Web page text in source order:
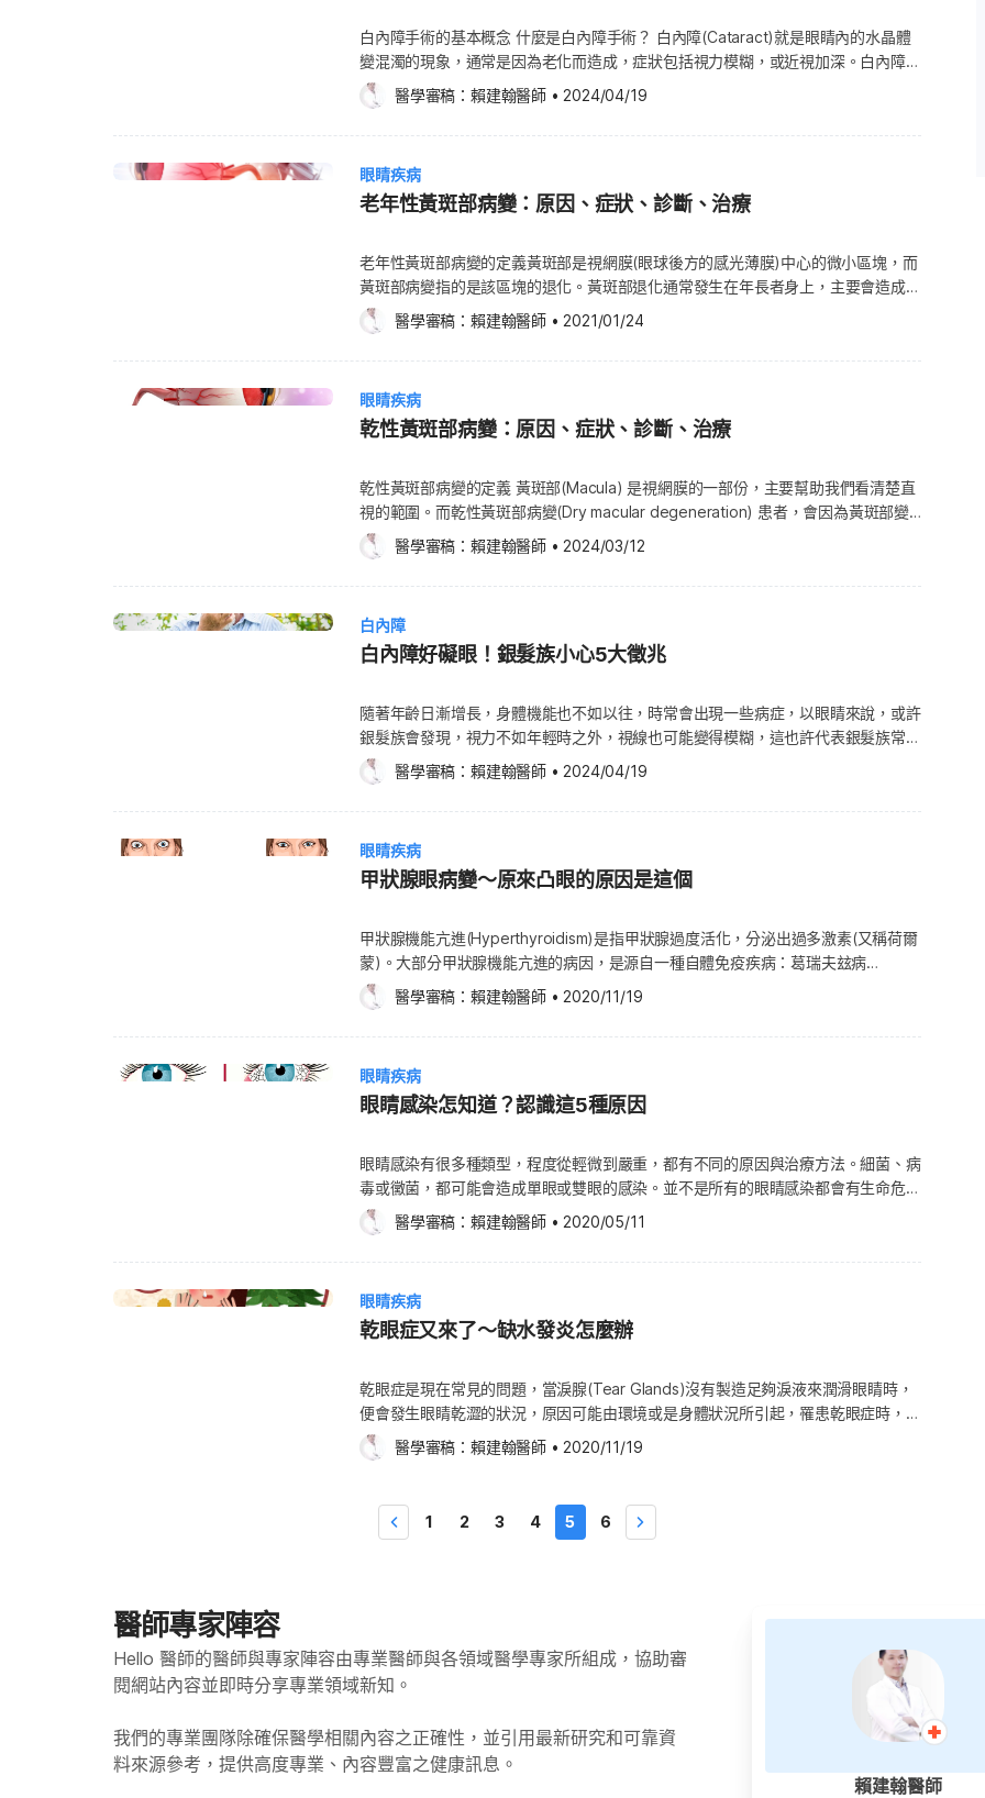
的醫師。 如何診斷濕性黃斑部病變？ 醫師可能會檢視你的醫療與家族病史，並進行
眼睛全套檢查，也有可能做其他的檢測，像是： 眼底檢查：醫師會點眼藥水讓你的
瞳孔擴張，然後再用儀器檢查眼底。醫師主要是看黃斑部後方的一種黃色顆粒，稱作
隱結(Drusen)，因為黃斑部病變的患者通常會有非常多的隱結。 檢查中央視力是否
有問題：醫師可能會用阿姆斯勒方格表(Amsler grid)來檢查；黃斑部病變的患者看到
angiography)：醫師會注射螢光顯影劑至你的手臂血管，然後這些顯影劑會流到眼
睛的血管。接著，醫師會用一種攝影機拍攝顯影劑通過血管的情形，這些照片就會顯
angiography)：就像螢光眼底血管攝影，這種檢測法也會用到顯影劑，可用來確認
螢光眼底血管攝影所得知的結果，或是用來辨認黃斑部病變的種類。 進行光學同調
斷層掃描(Optical coherence tomography)：這種非侵略性的檢測可顯示出詳細的
視網膜剖面照，並辨認出視網膜變薄、變厚、腫脹之處；這些現象有可能就是視網膜
體器官、組織的生長扮演著舉足輕重的角色。但是，某些疾病會出現血管異常增生的
情況，像是癌症、老年性黃斑部病變。現行的抗血管新生療法主要是減少一種蛋白質
療法(Anti-VEGF treatments)。 樂舒晴、癌思停、采視明 這些藥物目前的使用方式
為眼部麻醉後、直接注射於眼中。注射的針頭非常小，會注射在靠近眼角的地方、而
不是眼睛中央。注射過程中，醫師會要求患者看向注射的另一邊，以顯露出要施打的
的藥，叫做目可健(Macugen)。 光動力療法 光動力療法(Photodynamic therapy,
PDT) 是麻省總醫院(Massachusetts General Hospital)所開發的技術，已經通過了
美國食品藥物管理局(FDA)的認證，是正式的老年性黃斑部病變療法。PDT療法會先
網膜患處。 Visudyne會在全身的血管循環，然後特別會流至新生血管，包括黃斑部
後方的異常增生血管。藥物會受到雷射反應，在不破壞視網膜四周健康組織的情況
下，開始阻塞滲漏液體的血管。這種療法可以直接用在黃斑部中央的後部，而不像熱
雷射光凝固療法，會破壞周圍健康的組織。 熱雷射光凝固療法 熱雷射光凝固療法
(Thermal laser photocoagulation) 可以用來治療許多眼部疾病，老年性黃斑部病變
能會堵住不好的血管，避免液體滲漏而造成視力退化。 熱雷射光凝固療法並不會修
復視力，因此在過去，患者最好在病變的初期就接受這種療法。但是跟PDT不一樣
織，因此這種療法不會用在黃斑部中心後方的血管，甚至現在在臨床上都很少使用。
黃斑部移植手術 黃斑部移植手術(Macular translocation)將黃斑部從眼部拆出來，
稍微轉動一點，再重新置於不同的位置；如此一來，黃斑部就會坐落在健康的地方。
雖然黃斑部移植手術不見得適用於所有濕性病變患者，但是若執行精準，對某些病人
療法 下列生活調整及居家療法可能有助於改善濕性黃斑部病變： 請醫師檢查你的眼
鏡：若有在戴一般眼鏡或隱形眼鏡，請確保即時更新有度數的鏡片。 善用放大工
攝，再將放大的景象投影到螢幕上。 調整電腦版面顯示、安裝朗讀系統：調整電腦
的字體大小、調整色差，來增加顏色的對比，也可以安裝朗讀系統或類似的工具。
使用電子閱讀器和語音工具：用用看大字書、平板電腦和有聲書。有些平板電腦和智
質的電視螢幕也很有幫助，或是做得稍微離螢幕近一點。 家裡裝亮一點的燈：良好
的燈光環境可以幫助閱讀等等的日常生活，也可降低跌倒的機率。 慎思日常交通方
式：若你有在開車，請務必諮詢您的醫師，看看以你的情況來說開車是否安全。交通
工具或是請親朋好友幫忙。 尋求幫助：罹患黃斑部病變對生活來說有諸多不便，患
者可能得改變生活方式，情緒也必須歷經起起伏伏。可以考慮找醫院的輔導員、參加
互助團體，並多花時間和支持你的親朋好友相處。 若您有任何疑慮，請諮詢醫師，
以獲得最妥善的照護。
並且可能反覆發作。 慢性結膜炎多由外部環境刺激物或其他疾病引起，例如睫毛倒
插、乾眼症、眼瞼炎、甲狀腺亢進或免疫疾病，症狀相對較緩和且不具傳染力。 結
膜炎症狀 傳染性結膜炎初期通常症狀不明顯，前期會有眼瞼腫脹、眼睛不適感，或
黏稠，常見白色或黃色的分泌物，而病毒性結膜炎的分泌物則較稀薄。 此外，急性
結膜炎與慢性結膜炎症狀也略有不同，以下分別說明： 急性結膜炎症狀 眼瞼紅、結
膜充血 淚流不止 濃稠分泌物以結痂的方式堆積在睫毛上，睡醒時最嚴重 眼睛搔癢
眼睛有灼熱感 視覺模糊 對光敏感 嚴重者會有耳前淋巴腺腫大 慢性結膜炎症狀 結膜
因人而異 如果您發現有急性傳染性結膜炎的症狀，請儘快就醫進行眼睛檢查，讓醫
師取得眼臉檢體進行化驗與分析，幫助確認感染原因。 結膜炎會自己好嗎？多久會
好？治療方式有哪些？ 急性結膜炎通常會在1~2週內會自行恢復，視個人免疫力而
定。接受治療可減緩症狀，並避免出現併發症。 治療方式依據致病因素而不同： 病
毒性結膜炎：以類固醇藥物為主。 細菌性結膜炎：給予抗生素（Antibiotics）、眼
炎是由過敏所引起，首先須遠離過敏原，使用過敏治療藥物，如抗組織胺來緩解症
狀。 使用眼藥水、軟膏時，患者每天必須點或塗藥3~4次，讓藥物在眼瞼內能發揮
上班、上課嗎？ 急性結膜炎傳染力較強，只要接觸患者使用過的東西，便有可能感
染。 結膜炎並非法規限定之嚴重傳染性疾病，患病後仍可以上班、上課，但為維護
公共衛生安全，建議發病期間不要出入公共場所，或到游泳池戲水。 此外，患者也
要維持良好衛生習慣，不要用手揉眼睛，避免手上沾有病菌後傳染給他人；若不小心
眼：降低手部沾染細菌、病毒的風險。 清潔眼睛：經常清理眼睛分泌物；清理時，
左右眼分別使用乾淨的棉花棒，不可共用。 避免共用個人物品：毛巾、枕頭、眼部
雙眼點藥，須先點未感染的眼睛，再點已感染眼睛。兩眼皆感染時，點完一眼後，先
以肥皂洗手，之後再點另一眼。 保持手部清潔：眼睛塗抹或點藥前後，確實清潔手
部。 注意睡姿：睡覺時儘量平躺或側躺患側。 及時就醫：出現視力模糊等嚴重症狀
任何相關內容合作、採訪活動及投稿邀約，歡迎隨時與《Hello醫師》聯繫：
info@helloyishi.com.tw健康訊息不漏接，歡迎加入《Hello醫師》社群： FB：
https://helloyishi.tw/uzLBu LINE：https://helloyishi.tw/Tvie8
傷害2：眼睛的劃傷 若塵土或沙子等微小物質吹到眼睛裡，眼睛表面可能會被劃傷，
造成眼睛不適、紅腫、對光敏感等現象，另外，角膜刮傷(Corneal abrasions)會提
這類情形，建議儘快就醫。 常見傷害3：眼睛的灼傷 陽光、熱氣、燃料、化學物
固液體化學物(像是清潔劑、肥料)等化學物質流入眼睛，可能會造成嚴重的傷害。眼
睛灼傷後，醫師會需要 24 小時來判定傷害的嚴重度。 光線灼傷：太陽或燈光的輻
眼鏡，以防眼睛進一步受傷
白內障手術的基本概念 什麼是白內障手術？ 白內障(Cataract)就是眼睛內的水晶體
變混濁的現象，通常是因為老化而造成，症狀包括視力模糊，或近視加深。白內障手
術會切除退化的玻璃體(Vitreous，眼睛內部的透明層)，而大多數情況下，手術後醫
師會放入人工的玻璃體。 為什麼需要進行白內障手術？ 當白內障影響到您的日常生
活，例如：工作時看不清楚、無法開車、無法像往常一樣讀書或看電視、無法下廚、
都變得很模糊。若有以上症狀，就必須做白內障手術，而且，白內障也會影響到其他
眼疾的治療。 白內障手術的風險因素 白內障手術隨時都可做，不需要等到視力已經
種現象是因為移除的晶體細胞再生，而導致視力模糊、出現類似白內障的症狀；要治
療囊袋模糊，必須做雷射手術。 白內障手術的併發症很少見，但可能會出現： 移除
睛感染。 視網膜剝離：眼睛後方的薄層與血管分離。 眼內出血(Choroid 脈絡膜出
務必了解手術風險與併發症。若有疑慮，請諮詢醫師或外科醫師以了解更多資訊。
白內障手術的術前準備與過程 手術前要準備什麼 醫師會評估您的健康狀況，以決定
師會點散瞳劑，讓您的瞳孔放大、眼部肌肉放鬆，以幫助醫師檢查眼睛、讓手術進行
得更順利。 醫師會麻醉您的眼睛，並將一塊乾淨的布蓋住您的臉，這個布中間會突
起，讓您能夠呼吸與說話。外科醫師會用一個小夾子夾開眼皮，所以您不需擔心在手
不到醫師使用的醫療儀器。然而，您還是能夠看到光與物體的移動，您並不會感受到
疼痛。 最常見的白內障手術就是超音波晶體乳化術(Phacoemulsification
surgery)：醫師會用一種很特別的超音波機器破壞混濁的水晶體，且取出眼內破碎的
水晶體，再將新的人工水晶體置入，並好好固定住。手術結束後，醫師通常不會縫合
的眼睛數小時後才恢復感覺。您會需要用保護蓋蓋住您的眼睛，即使是晚上睡覺。
醫師會開抗生素眼藥水給您，以防感染，也可能會給您類固醇眼藥水，以控制眼睛的
腫脹狀況。請務必遵循醫師的指示，按照規定的使用頻率點眼藥水。 通常若沒有異
狀，手術後幾個小時就可返家。請確保有人能載您回家，並在麻醉效果還沒退之前陪
著你。
醫學審稿： 賴建翰醫師 • 2024/04/19
眼睛疾病
老年性黃斑部病變：原因、症狀、診斷、治療
老年性黃斑部病變的定義黃斑部是視網膜(眼球後方的感光薄膜)中心的微小區塊，而
黃斑部病變指的是該區塊的退化。黃斑部退化通常發生在年長者身上，主要會造成視
力的衰退，一般又稱老年性黃斑部病變(Age-related macular degeneration,
AMD)，且基本上可分為兩種類型： 乾性黃斑部病變：黃斑部形成黃色的沉積物，稱
為「隱結」(視網膜上小的黃色小點 Drusen)。隨著隱結的形成、擴大，患者的視力
會出現部分的模糊，最終可能完全失明。 濕性黃斑部病變：黃斑部下方的血管不正
常地擴張，血液與液體滲透至視網膜，這種現象被稱為脈絡膜新生血管(Choroidal
塊產生的傷口，可能造成永久失明。 大部分老年性黃斑部病變的患者罹患的都是乾
性黃斑部病變，不過乾性也有可能轉為濕性，造成嚴重的視力損傷。平時多注意眼睛
資訊，請向眼科醫師諮詢。 老年性黃斑部病變的症狀黃斑部病變初期不會顯現出任
大。這些常見的症狀，並不代表全部可能出現的症狀。如果您對於黃斑病變的症狀有
任何疑慮，請洽詢您的眼科醫師。 什麼時候應該去看醫師？ 如果您發現自己有以上
的意見。 老年性黃斑部病變的原因老化是造成老年性黃斑部病變的主因，隨著年齡
的增長，視網膜中央逐漸退化，視覺也不若以往敏銳。 老年性黃斑部病變的風險因
素老年性黃斑部病變可能會透過基因遺傳，所以如果您的家族中有人罹患這種疾病，
cholesterol)、高血壓、皮膚白皙且眼睛顏色淺等等。另外，女性患病的機率也較
高。 老年性黃斑部病變的診斷與治療以下資訊並非醫療診斷，想要有進一步的資
訊，請隨時諮詢您的醫師。 只要定期檢查眼睛，就能夠檢查出老年性黃斑部病變。
若眼睛裡有隱結形成，只要醫師在檢查的過程中就能發現。另一種診斷方式，則是利
您可能罹患了老年性黃斑部病變。 雖然目前仍無法根治，不過有些治療方式可以減
緩黃斑病變惡化、預防視力嚴重衰退。可能的治療方式如下： 服用新生血管抑制劑
(Anti-angiogenesis drugs) 補充維生素、鋅 雷射治療 網膜下手術(Submacular
surgery) 黃斑部轉位手術 老年性黃斑部病變的生活調整與居家療法下列生活調整及
居家療法可能有助於改善老年性黃斑部病變: 戒菸 飲食健康，每天多攝取蔬果 多運
諮詢您的醫師，以找到最適合您的解決方法。
醫學審稿： 賴建翰醫師 • 2021/01/24
眼睛疾病
乾性黃斑部病變：原因、症狀、診斷、治療
乾性黃斑部病變的定義 黃斑部(Macula) 是視網膜的一部份，主要幫助我們看清楚直
視的範圍。而乾性黃斑部病變(Dry macular degeneration) 患者，會因為黃斑部變
薄，而導致中央視力減弱。 患者一開始可能只有單眼出現乾性黃斑部病變的症狀，
但之後雙眼就都會受其影響。隨著時間過去，患者的視力惡化，影響到日常生活，像
是難以讀書、開車或辨別他人的臉。但這並不代表患者一定會完全失明。只要及早發
65歲以上的老年人中十分常見，想了解更多資訊，可諮詢您的醫師。 乾性黃斑部病
變的症狀 常見的乾性黃斑部病變的症狀包含： 視線扭曲，例如：直線看起來彎曲不
以適應微弱的光，例如進入燈光比較暗的餐廳時，眼睛難以適應。 看不清楚字。 看
到的顏色異常、變淺。 難以識別他人的臉。 乾性黃斑部病變是一種老年性黃斑部病
方出現血管增生、血液與液體滲漏的情況。乾性黃斑部病變比較常見，且會逐年慢慢
央視力異常 難以看清顏色或事物的細節 這些狀況可能就是黃斑部病變的症狀；若你
超過50歲，更需特別注意。 乾性黃斑部病變的原因 目前尚不清楚乾性黃斑部病變的
歲以上的老年人風險較高。 家族遺傳：已有研究發現有幾個基因與乾性黃斑部病變
相關。 種族：白人罹患的風險較高。 抽菸者：抽菸者的罹患風險為一般人的3~4
倍。 肥胖：研究發現，肥胖者在乾性黃斑部病變的初、中期，比一般人更有可能衍
者，有更高的風險出現黃斑部病變。 乾性黃斑部病變的診斷與治療 以下資訊並非醫
療診斷，想要有進一步的資訊，請隨時諮詢您的醫師。 如何診斷乾性黃斑部病變？
醫師可能會檢視你的醫療與家族病史，並進行眼睛全套檢查，也有可能做其他的檢
測，像是： 眼底檢查：醫師會點眼藥水讓你的瞳孔擴張，然後再用儀器檢查眼底。
患者通常會有非常多的隱結。 檢查中央視力是否有問題：醫師可能會用阿姆斯勒方
格表(Amsler grid)來檢查；黃斑部病變的患者看到的方格可能會出現模糊、破碎、扭
曲的情形。 進行螢光眼底血管攝影(Fluorescein angiography)：醫師會注射螢光顯
影劑至你的手臂血管，然後這些顯影劑會流到眼睛的血管。接著，醫師會用一種攝影
機拍攝顯影劑通過血管的情形，這些照片就會顯示出你的血管或視網膜是否異常。
這種檢測法也會用到顯影劑，可用來確認螢光眼底血管攝影所得知的結果，或是用來
辨認黃斑部病變的種類。 進行光學同調斷層掃描(Optical coherence
膜變薄、變厚、腫脹之處；這些現象有可能就是視網膜後方的血管滲漏出液體所造成
的。 如何治療乾性黃斑部病變？ 乾性黃斑部病變目前還沒有辦法醫治，但若及早發
現，可採取一些措施來降低惡化速度，像是多補充維生素、養成健康飲食、戒菸等。
進行視力復健：老年性黃斑部病變並不會影響到周邊視力，所以通常不會造成完全失
是不可或缺的。因此，患者可以尋求視力復健專家、職能治療師、眼科醫師等等的幫
助，找到方法適應病變後的視力。 動手術植入鏡片：某些雙眼病情都很嚴重的患
活調整與居家療法 下列生活調整及居家療法可能有助於改善乾性黃斑部病變： 戒
菸。 培養良好的飲食習慣：蔬菜水果中的抗氧化維生素對眼睛可是有很大的助益，
例如：羽衣甘藍、菠菜、花椰菜、豌豆等等都富含抗氧化劑，而葉黃素(Lutein)、玉
米黃質(Zeaxanthin)，對黃斑部病變患者都很有幫助。富含鋅的食物也很有幫助，例
如高蛋白食物：牛肉、豬肉、羊肉、牛奶、起司、優格、全榖麥片、全麥麵包等等。
不飽和脂肪也是不錯的選擇，像是橄欖油。研究指出，食用富含omega-3脂肪酸的
食物，像是鮭魚、鮪魚、核桃等，可降低老年性黃斑部病變惡化，但是食用omega-
3補充劑（例如魚油）並沒有同樣的效果。（葉黃素推薦閱讀：2024葉黃素推薦最新
醫學審稿： 賴建翰醫師 • 2024/03/12
白內障
白內障好礙眼！銀髮族小心5大徵兆
隨著年齡日漸增長，身體機能也不如以往，時常會出現一些病症，以眼睛來說，或許
銀髮族會發現，視力不如年輕時之外，視線也可能變得模糊，這也許代表銀髮族常見
眼疾找上門來，而白內障(Cataracts)可能就是罪魁禍首，除了造成銀髮族眼睛不
適，還恐有失明的風險，因此，若家裡有長輩，建議詳閱本篇內容，了解一下白內障
的症狀、致病原因，以及治療方式等資訊。 白內障是什麼？ 白內障就是眼睛虹膜與
網膜，到了視網膜後，光會轉變為神經訊號再送往腦部，所以水晶體一定要維持清
澈，才能讓視網膜接收到清楚的圖像，如果水晶體混濁、有白內障，視線就會模糊不
體會維持清澈，讓光能夠穿過水晶體，但年齡愈來愈長的同時，許多蛋白質會結成塊
狀，在水晶體上形成混濁，隨著時間過去，混濁範圍可能擴大，恐致視力更加不清。
(Hypertension) 肥胖(點此可計算身體質量指數BMI) 抽菸 家族病史 長期使用皮質類
下是白內障的潛在徵兆，但這些徵兆也可能出現在其他眼疾，所以請諮詢醫師，並檢
查眼睛，確認是否罹患白內障。 視線模糊不清 晚上看不清楚 看到的色彩沒過往那麼
戴上抗紫外線的太陽眼鏡，避免陽光直接照射眼睛，並且在飲食方面，多攝取護眼食
物，例如富含以下維生素的食物，可幫助降低罹患白內障的風險。 含維生素E的食
物：深綠色蔬菜、堅果、種子、酪梨、貝類、魚、植物油、花椰菜、南瓜和水果。
藍、蕪菁葉、芥藍菜葉、羅馬生菜、花椰菜、筍瓜和豌豆等。（葉黃素推薦閱讀：
2024葉黃素推薦最新20款！功效解析，找眼睛保健食品必看） 含維生素C和
Omega-3 脂肪酸(Omega-3 Fatty Acids)的食物：海鮮和水果。 如何改善白內障？
目前，仍沒有任何藥物療法被證實，能有效治療白內障，因此現階段若罹患白內障，
師，以了解更多資訊。 Hello Health Group 並不提供醫療建議、診斷與治療。
醫學審稿： 賴建翰醫師 • 2024/04/19
眼睛疾病
甲狀腺眼病變～原來凸眼的原因是這個
甲狀腺機能亢進(Hyperthyroidism)是指甲狀腺過度活化，分泌出過多激素(又稱荷爾
蒙)。大部分甲狀腺機能亢進的病因，是源自一種自體免疫疾病：葛瑞夫玆病
(Graves’ disease)，而眼睛通常最容易首當其衝、產生病變。 甲狀腺眼病變 葛瑞夫
茲氏眼病變又稱甲狀腺眼病變(Thyroid eye disease)，是指自體免疫失衡、免疫細
胞攻擊甲狀腺，導致甲狀腺分泌過多的甲狀腺素。眼睛周圍的組織和甲狀腺含有類似
的結締組織以及眼部肌肉，會使眼睛發炎、腫脹，引發各種眼疾問題。 女性罹患甲
狀腺眼病變的機率，是男性的5~6倍。另外，吸菸者罹患甲狀腺眼病變的機率，也顯
肪組織會腫脹，以至於眼球被推擠向前，影響到眼球的運動，嚴重者甚至可能會視力
受損。這種疾病可能引發的症狀如下： 眼睛因為眼球突出而無法完全閉上，可能導
眼，或是看起來像是隨時都瞪大著眼睛。 如果眼周的肌肉受到免疫系統攻擊，眼睛
會自行復原。然而，肌肉組織經過拉扯後，可能永久變形，所以眼睛腫脹造成的凸
眼、其他外觀上的變化，除非動刀治療，否則可能無法恢復原狀。 治療的目的主要
(Aspirin)、萘普生(Naproxen)、布洛芬(Ibuprofen)等藥物來緩解疼痛與發炎。 如果
症狀加劇、眼睛嚴重發炎，您可能會需要服用免疫抑制劑(Immunosuppressants)，
例如培尼皮質醇(Prednisolone)，以減弱免疫系統之作用、避免身體產生不正常的抗
醫學審稿： 賴建翰醫師 • 2020/11/19
眼睛疾病
眼睛感染怎知道？認識這5種原因
眼睛感染有很多種類型，程度從輕微到嚴重，都有不同的原因與治療方法。細菌、病
毒或黴菌，都可能會造成單眼或雙眼的感染。並不是所有的眼睛感染都會有生命危
險，但大多數情況，都需要專業的醫療協助。 如何知道眼睛受到感染？ 眼睛受到感
染的人，會感到眼睛疼痛、搔癢，或是有異物感。眼睛也會有眼淚，以及綠色、黃色
的分泌物(有時甚至可能是血)。有些人偶爾會對光敏感，或是感到視力模糊。如果您
法。不過如果您的視力有改變的情形，請您立即尋求專業的醫療協助。 眼睛感染的
嚴重併發症有視網膜受傷，以及角膜受傷後，癒合過程中形成疤痕，進而影響視力。
有問題，請千萬不要忽視，例如披衣菌(Chlamydia)通常不會有明顯症狀，但是如果
沒有治療，則會導致不孕和心臟病。 眼睛感染的原因是什麼？ 1. 刺激、受傷 刺激與
感染，尤其是戴隱形眼鏡的人，更是如此。有些類型的眼睛感染，可能在短時間內就
病，但是這些細菌卻會使人感染結膜炎(Conjunctivitis)，感染的途徑可能是直接接觸
到生殖器分泌物，如精液，或是感覺會癢時，用已經摸過受到感染的生殖器部位後，
易破壞視網膜組織，而導致視力受損。 4. 帶狀疱疹(Shingles) 帶狀疱疹，是常見造
成水痘(Chickenpox)的病毒，如果您在觸摸潰瘍後，又再揉眼睛，也會導致眼睛受
到感染。帶狀疱疹會侵襲視神經，導致眼睛腫脹、疼痛，引流液體。帶狀疱疹是普遍
造成50歲以上的人，眼睛感染的主要因素，年長的人，更是容易受到帶狀疱疹影
響。 5. 細菌性、黴菌性角膜炎(Keratitis) 這是一般常見潛伏在皮膚、嘴巴與鼻子的
細菌或黴菌，所造成的角膜感染。健康的人，因為角膜上方有上皮細胞保護，而不易
受到細菌感染。角膜位於眼球最前方，是透明無色的，戴隱形眼鏡或免疫系統較差的
醫學審稿： 賴建翰醫師 • 2020/05/11
眼睛疾病
乾眼症又來了～缺水發炎怎麼辦
乾眼症是現在常見的問題，當淚腺(Tear Glands)沒有製造足夠淚液來潤滑眼睛時，
便會發生眼睛乾澀的狀況，原因可能由環境或是身體狀況所引起，罹患乾眼症時，病
患可能會感到疼痛或不適，可以參考處置乾眼症的方式，來舒緩症狀，改善眼睛情
況。 改變環境降低患乾眼症 環境是引起乾眼症最常見的原因，因此要選擇良好的居
症，以及惡化乾眼症的風險，例如從事騎機車、騎馬、滑雪等運動時配戴護目鏡，也
能保護眼睛。 在飲食中增加脂肪酸 Omega−3脂肪酸(Omega-3 Fatty Acids) 經證
影響，因此，患者最好使用無防腐劑的藥水。 使用眼瞼發炎的藥物：當眼瞼發炎
時，常會讓眼睛皮脂腺(Oil Gland)很難分泌油脂到眼淚中，缺乏油脂的情況下，眼淚
很容易就蒸發掉了，因此，醫師依判斷可能開立抗生素，幫助抑制發炎。 使用刺激
眼淚分泌的藥物：有些藥物能幫助腺體製造淚液，稱作膽鹼性藥物(Cholinergics)或
稱類膽鹼藥。 使用眼藥水來控制角膜發炎： 透過能抑制免疫系統的處方藥環孢靈
(Cyclosporine)或皮質類固醇(Corticosteroids)，這樣的藥物能幫助處理眼睛表面發
醫學審稿： 賴建翰醫師 • 2020/11/19
1 2 3 4 5 6
醫師專家陣容
Hello 醫師的醫師與專家陣容由專業醫師與各領域醫學專家所組成，協助審
閱網站內容並即時分享專業領域新知。
我們的專業團隊除確保醫學相關內容之正確性，並引用最新研究和可靠資
料來源參考，提供高度專業、內容豐富之健康訊息。
賴建翰醫師